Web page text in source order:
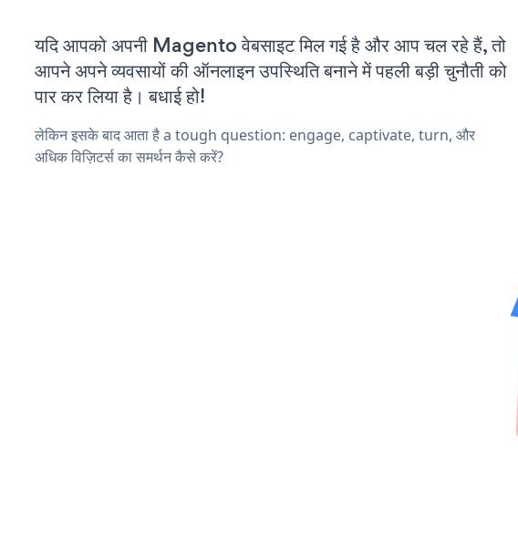
यदि आपको अपनी Magento वेबसाइट मिल गई है और आप चल रहे हैं, तो
आपने अपने व्यवसायों की ऑनलाइन उपस्थिति बनाने में पहली बड़ी चुनौती को
पार कर लिया है। बधाई हो!
लेकिन इसके बाद आता है a tough question: engage, captivate, turn, और
अधिक विज़िटर्स का समर्थन कैसे करें?